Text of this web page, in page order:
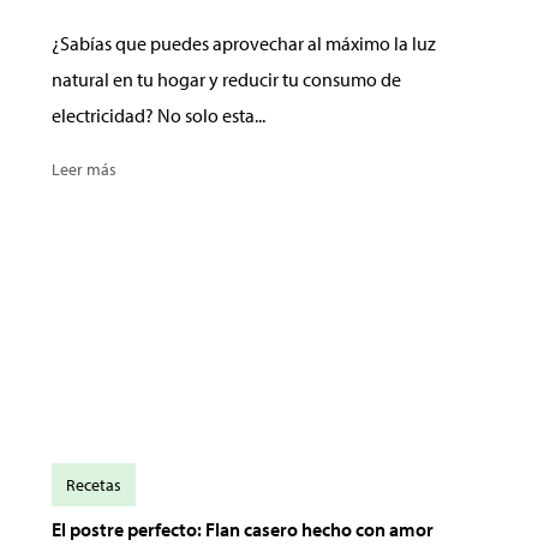
¿Sabías que puedes aprovechar al máximo la luz
natural en tu hogar y reducir tu consumo de
electricidad? No solo esta...
Leer más
El postre perfecto: Flan casero hecho con amor
Recetas